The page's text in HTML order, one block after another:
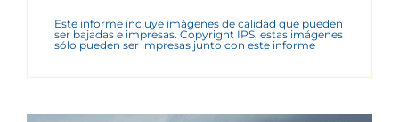
Este informe incluye imágenes de calidad que pueden
ser bajadas e impresas. Copyright IPS, estas imágenes
sólo pueden ser impresas junto con este informe